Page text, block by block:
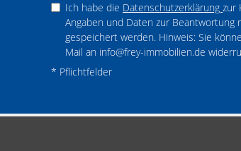
Ich habe die Datenschutzerklärung zur
Angaben und Daten zur
gespeichert werden. Hinweis: Sie
Mail an info@frey-immobilien.de
* Pflichtfelder